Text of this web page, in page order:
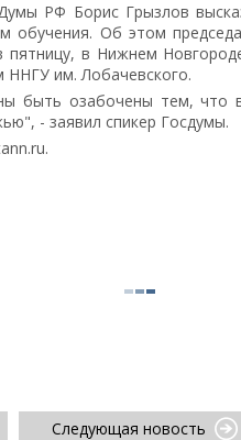
РФ Борис Грызлов
обучения. Об этом
пятницу, в Нижнем
ННГУ им. Лобачевского.
быть озабочены тем, что
- заявил спикер Госдумы.
Следующая новость